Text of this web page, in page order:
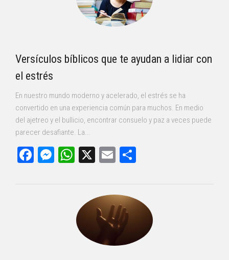
Versículos bíblicos que te ayudan a lidiar con
el estrés
En nuestro mundo moderno y acelerado, el estrés se ha
convertido en una experiencia común para muchos. En medio
del ajetreo y el bullicio, encontrar consuelo y paz a veces puede
parecer desafiante. La...
Facebook
Messenger
WhatsApp
X Email